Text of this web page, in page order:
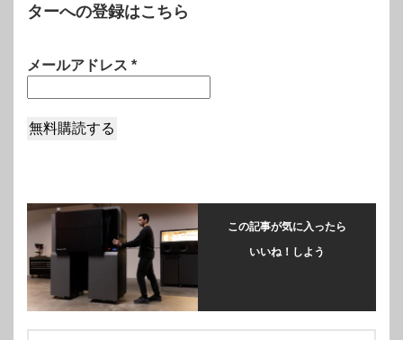
ターへの登録はこちら
メールアドレス *
この記事が気に入ったら
いいね！しよう